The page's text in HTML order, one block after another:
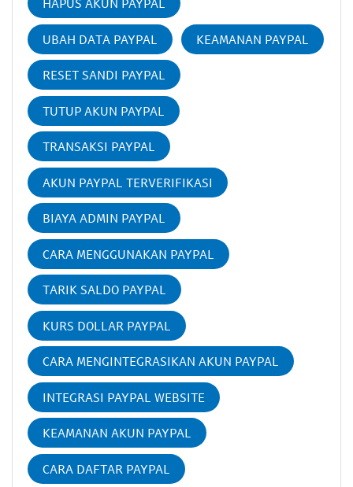
HAPUS AKUN PAYPAL
UBAH DATA PAYPAL KEAMANAN PAYPAL
RESET SANDI PAYPAL
TUTUP AKUN PAYPAL
TRANSAKSI PAYPAL
AKUN PAYPAL TERVERIFIKASI
BIAYA ADMIN PAYPAL
CARA MENGGUNAKAN PAYPAL
TARIK SALDO PAYPAL
KURS DOLLAR PAYPAL
CARA MENGINTEGRASIKAN AKUN PAYPAL
INTEGRASI PAYPAL WEBSITE
KEAMANAN AKUN PAYPAL
CARA DAFTAR PAYPAL